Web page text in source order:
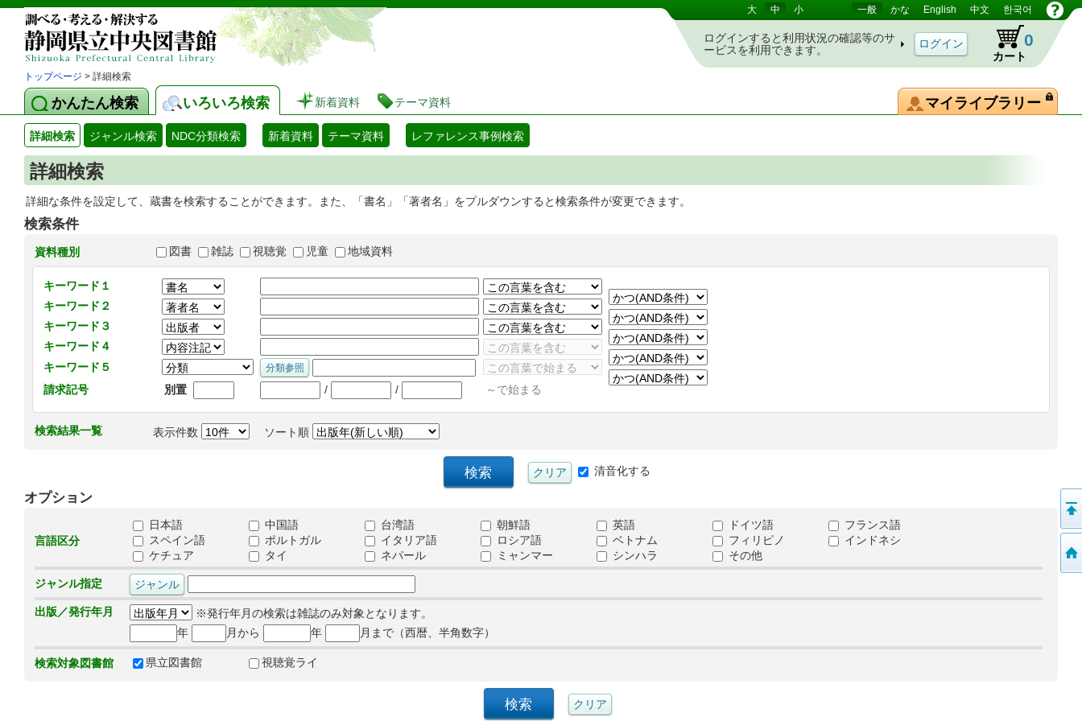
静岡県立図書館 蔵書検索・予約システム 大 中 小 一般 かな English 中文 한국어
ログインすると利用状況の確認等のサ
ービスを利用できます。
カート
0
トップページ > 詳細検索
かんたん検索 いろいろ検索 新着資料 テーマ資料 マイライブラリー
詳細検索 ジャンル検索 NDC分類検索 新着資料 テーマ資料 レファレンス事例検索
詳細検索
詳細な条件を設定して、蔵書を検索することができます。また、「書名」「著者名」をプルダウンすると検索条件が変更できます。
検索条件
資料種別 図書 雑誌 視聴覚 児童 地域資料
キーワード１
キーワード２
キーワード３
キーワード４
キーワード５
請求記号
別置 / / ～で始まる
検索結果一覧 表示件数 ソート順
清音化する
オプション
言語区分
日本語 中国語 台湾語 朝鮮語 英語 ドイツ語
フランス語
スペイン語
ポルトガル イタリア語 ロシア語 ベトナム フィリピノ
インドネシ
ケチュア
タイ ネパール ミャンマー シンハラ その他
ジャンル指定
出版／発行年月
※発行年月の検索は雑誌のみ対象となります。
年
月から 年 月まで（西暦、半角数字）
検索対象図書館 県立図書館 視聴覚ライ